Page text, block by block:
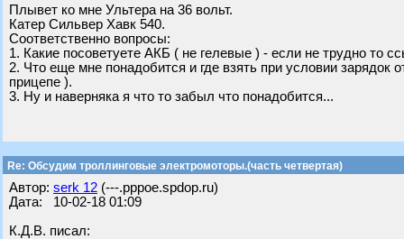
Плывет ко мне Ультера на 36 вольт.
Катер Сильвер Хавк 540.
Соответственно вопросы:
1. Какие посоветуете АКБ ( не гелевые ) - если не трудно то
2. Что еще мне понадобится и где взять при условии
прицепе ).
3. Ну и наверняка я что то забыл что понадобится...
Re: Обсудим троллинговые электромоторы.(часть четвертая)
Автор: serk 12 (---.pppoe.spdop.ru)
Дата: 10-02-18 01:09
К.Д.В. писал: